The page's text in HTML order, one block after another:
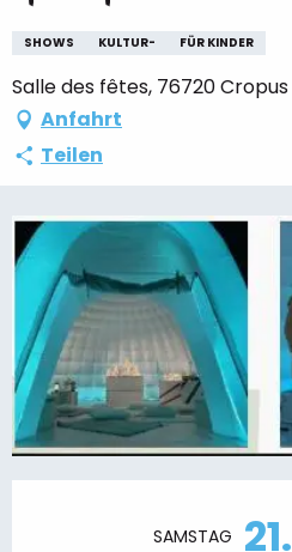
SHOWS KULTUR- FÜR KINDER
Salle des fêtes, 76720 Cropus
Anfahrt
Teilen
SAMSTAG 21.